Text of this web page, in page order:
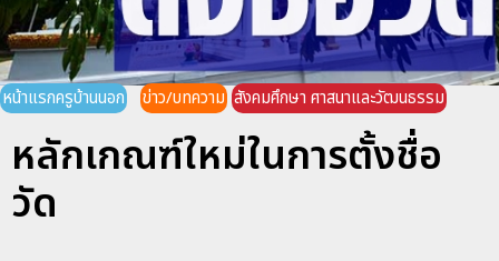
หน้าแรกครูบ้านนอก ข่าว/บทความ สังคมศึกษา ศาสนาและวัฒนธรรม
หลักเกณฑ์ใหม่ในการตั้งชื่อ
วัด